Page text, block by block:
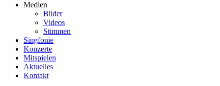
Medien
Bilder
Videos
Stimmen
Singfonie
Konzerte
Mitspielen
Aktuelles
Kontakt